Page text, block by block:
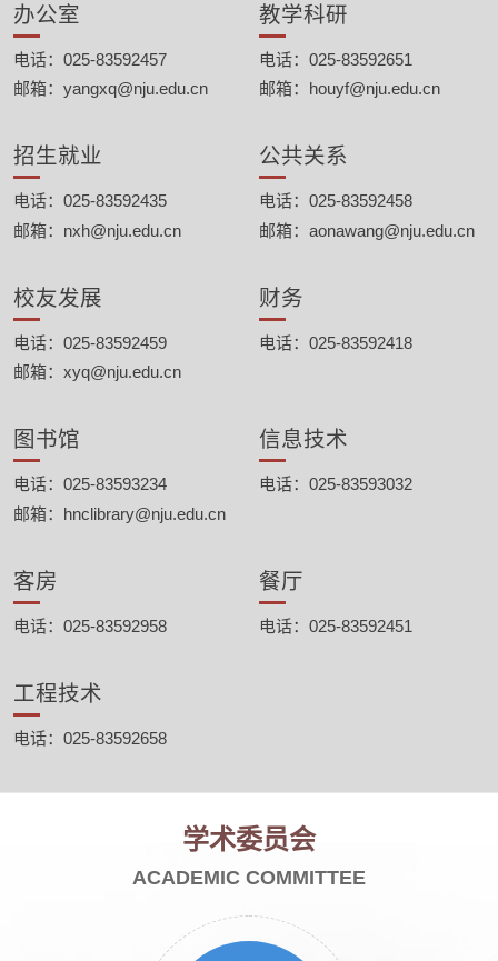
办公室
电话：025-83592457
邮箱：yangxq@nju.edu.cn
教学科研
电话：025-83592651
邮箱：houyf@nju.edu.cn
招生就业
电话：025-83592435
邮箱：nxh@nju.edu.cn
公共关系
电话：025-83592458
邮箱：aonawang@nju.edu.cn
校友发展
电话：025-83592459
邮箱：xyq@nju.edu.cn
财务
电话：025-83592418
图书馆
电话：025-83593234
邮箱：hnclibrary@nju.edu.cn
信息技术
电话：025-83593032
客房
电话：025-83592958
餐厅
电话：025-83592451
工程技术
电话：025-83592658
学术委员会
ACADEMIC COMMITTEE